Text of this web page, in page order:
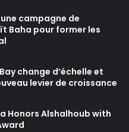
campagne de
Baha pour former les
change d’échelle et
levier de croissance
Honors Alshalhoub with